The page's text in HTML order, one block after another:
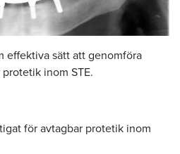
effektiva sätt att genomföra
inom STE.
för avtagbar protetik inom